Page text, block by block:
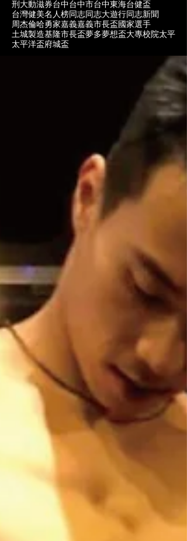
刑大動滋券台中台中市台中東海台健盃
台灣健美名人榜 同志 同志大遊行 同志新聞
周杰倫哈勇家嘉義嘉義市長盃 國家選手
土城製造基隆市長盃夢多夢想盃大專校院太平
太平洋盃府城盃